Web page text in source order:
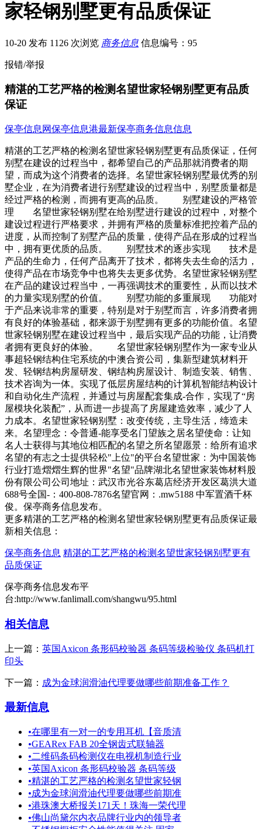
家轻钢别墅更有品质保证
10-20 发布 1126 次浏览 商务信息 信息编号：95
报错/举报
精湛的工艺严格的检测名望世家轻钢别墅更有品质
保证
保亭信息网保亭信息港最新保亭商务信息信息
精湛的工艺严格的检测名望世家轻钢别墅更有品质保证，任何
别墅在建设的过程当中，都希望自己的产品那就消费者的期
望，而成为这个消费者的选择。名望世家轻钢别墅最优秀的别
墅企业，在为消费者进行别墅建设的过程当中，别墅质量都是
经过严格的检测，而拥有更高的品质。 别墅建设的严格管
理 名望世家轻钢别墅在给别墅进行建设的过程中，对整个
建设过程进行严格要求，并拥有严格的质量标准把控着产品的
进度，从而控制了别墅产品的质量，使得产品在形成的过程当
中，拥有更优质的品质。 别墅技术的逐步实现 技术是
产品的生命力，任何产品离开了技术，都将失去生命的活力，
使得产品在市场竞争中也将失去更多优势。名望世家轻钢别墅
在产品的建设过程当中，一再强调技术的重要性，从而以技术
的力量实现别墅的价值。 别墅功能的多重展现 功能对
于产品来说非常的重要，特别是对于别墅而言，许多消费者拥
有良好的体验基础，都来源于别墅拥有更多的功能价值。名望
世家轻钢别墅在建设过程当中，最后实现产品的功能，让消费
者拥有更良好的体验。 名望世家轻钢别墅作为一家专业从
事超轻钢结构住宅系统的中澳合资公司，集新型建筑材料开
发、轻钢结构房屋研发、钢结构房屋设计、制造安装、销售、
技术咨询为一体。实现了低层房屋结构的计算机智能结构设计
和自动化生产流程，并通过与房屋配套集成-合作，实现了“房
屋模块化装配”，从而进一步提高了房屋建造效率，减少了人
力成本。名望世家轻钢别墅：改变传统，主导生活，缔造未
来。名望理念：令普通-能享受名门望族之居名望使命：让知
名人士获得与其地位相匹配的名望之所名望愿景：给所有追求
名望的有志之士提供轻松"上位"的平台名望世家：为中国装饰
行业打造熠熠生辉的世界"名望"品牌湖北名望世家装饰材料股
份有限公司公司地址：武汉市光谷东葛店经济开发区葛洪大道
688号全国-：400-808-7876名望官网：.mw5188 中军置酒千杯
俊。保亭商务信息发布。
更多精湛的工艺严格的检测名望世家轻钢别墅更有品质保证最
新相关信息：
保亭商务信息 精湛的工艺严格的检测名望世家轻钢别墅更有
品质保证
保亭商务信息发布平
台:http://www.fanlimall.com/shangwu/95.html
相关信息
上一篇： 英国Axicon 条形码校验器 条码等级检验仪 条码机打
印头
下一篇： 成为金球润滑油代理要做哪些前期准备工作？
最新信息
•在哪里有一对一的专用耳机【音质清
•GEARex FAB 20全钢齿式联轴器
•二维码条码检测仪在电视机制造行业
•英国Axicon 条形码校验器 条码等级
•精湛的工艺严格的检测名望世家轻钢
•成为金球润滑油代理要做哪些前期准
•港珠澳大桥报关171天！珠海一荣代理
•佛山尚黛尔内衣品牌行业内的领导者